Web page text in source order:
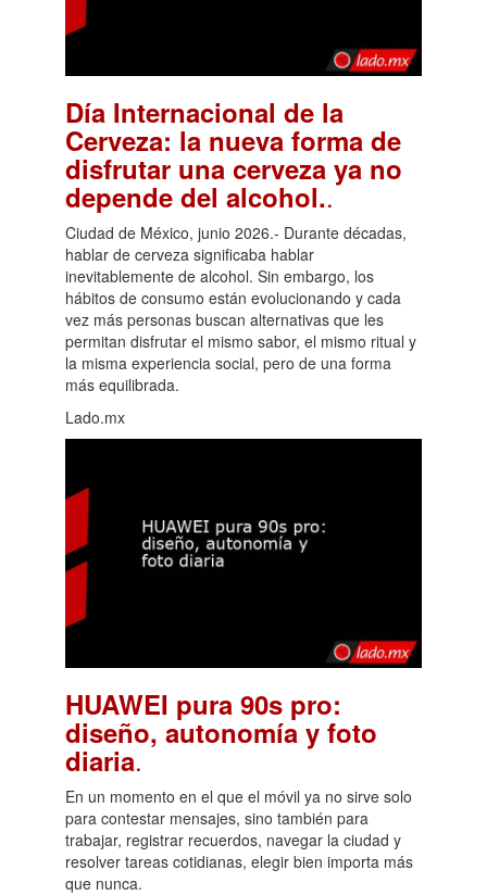
Día Internacional de la
Cerveza: la nueva forma de
disfrutar una cerveza ya no
depende del alcohol..
Ciudad de México, junio 2026.- Durante décadas,
hablar de cerveza significaba hablar
inevitablemente de alcohol. Sin embargo, los
hábitos de consumo están evolucionando y cada
vez más personas buscan alternativas que les
permitan disfrutar el mismo sabor, el mismo ritual y
la misma experiencia social, pero de una forma
más equilibrada.
Lado.mx
HUAWEI pura 90s pro:
diseño, autonomía y foto
diaria.
En un momento en el que el móvil ya no sirve solo
para contestar mensajes, sino también para
trabajar, registrar recuerdos, navegar la ciudad y
resolver tareas cotidianas, elegir bien importa más
que nunca.